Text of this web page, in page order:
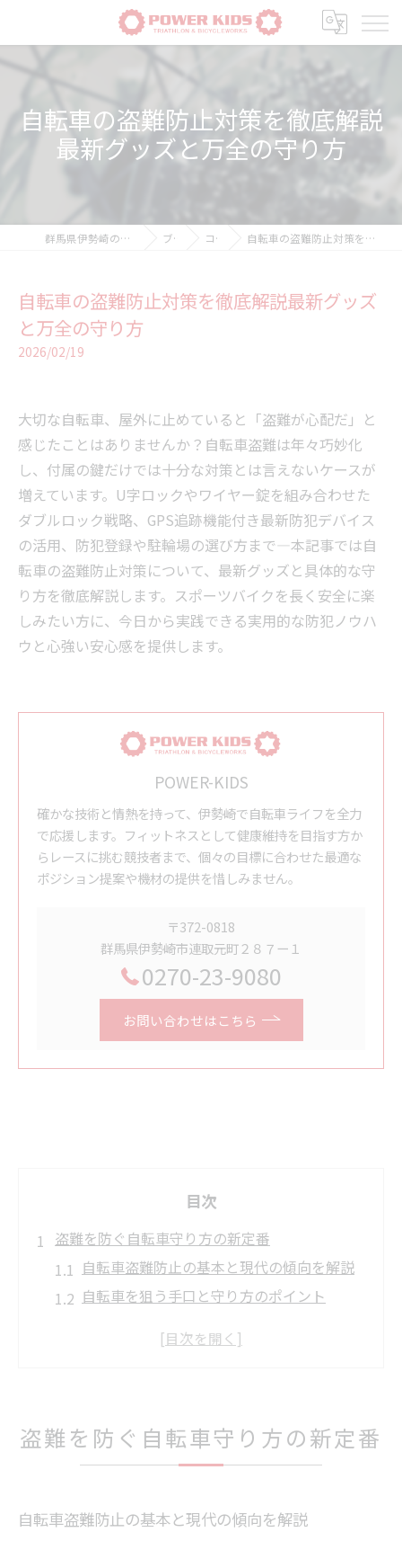
自転車の盗難防止対策を徹底解説
最新グッズと万全の守り方
群馬県伊勢崎の自転車ならPOWER-KIDS ブログ コラム 自転車の盗難防止対策を徹底解説最新グッズと万全の守り方
自転車の盗難防止対策を徹底解説最新グッズ
と万全の守り方
2026/02/19
大切な自転車、屋外に止めていると「盗難が心配だ」と
感じたことはありませんか？自転車盗難は年々巧妙化
し、付属の鍵だけでは十分な対策とは言えないケースが
増えています。U字ロックやワイヤー錠を組み合わせた
ダブルロック戦略、GPS追跡機能付き最新防犯デバイス
の活用、防犯登録や駐輪場の選び方まで―本記事では自
転車の盗難防止対策について、最新グッズと具体的な守
り方を徹底解説します。スポーツバイクを長く安全に楽
しみたい方に、今日から実践できる実用的な防犯ノウハ
ウと心強い安心感を提供します。
POWER-KIDS
確かな技術と情熱を持って、伊勢崎で自転車ライフを全力
で応援します。フィットネスとして健康維持を目指す方か
らレースに挑む競技者まで、個々の目標に合わせた最適な
ポジション提案や機材の提供を惜しみません。
〒372-0818
群馬県伊勢崎市連取元町２８７ー１
0270-23-9080
お問い合わせはこちら
目次
盗難を防ぐ自転車守り方の新定番
自転車盗難防止の基本と現代の傾向を解説
自転車を狙う手口と守り方のポイント
自転車の防犯対策で重要な心理的抑止力
自転車盗難防止グッズの種類と特徴を比較
自転車盗難防止アラームの効果的な活用法
自転車用防犯ブザー導入のメリット
盗難を防ぐ自転車守り方の新定番
自転車盗難防止の基本と現代の傾向を解説